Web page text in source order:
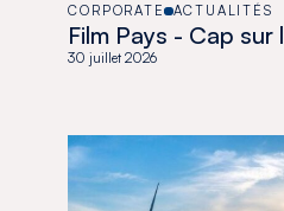
CORPORATE ACTUALITÉS
Film Pays - Cap sur
30 juillet 2026